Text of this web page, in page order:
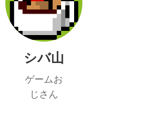
シバ山
ゲームお
じさん